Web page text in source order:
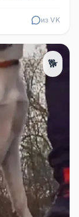
из VK
🐕